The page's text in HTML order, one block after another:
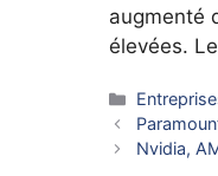
augmenté
élevées.
Nvidia,